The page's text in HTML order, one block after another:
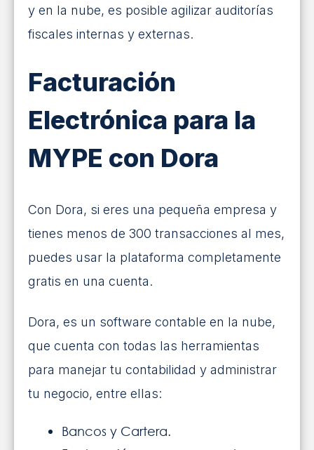
y en la nube, es posible agilizar auditorías
fiscales internas y externas.
Facturación
Electrónica para la
MYPE con Dora
Con Dora, si eres una pequeña empresa y
tienes menos de 300 transacciones al mes,
puedes usar la plataforma completamente
gratis en una cuenta.
Dora, es un software contable en la nube,
que cuenta con todas las herramientas
para manejar tu contabilidad y administrar
tu negocio, entre ellas:
Bancos y Cartera.